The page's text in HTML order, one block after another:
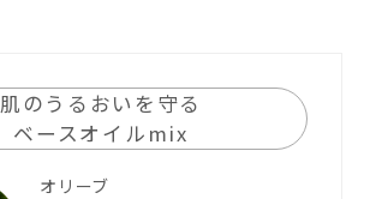
肌のうるおいを守る
ベースオイルmix
オリーブ